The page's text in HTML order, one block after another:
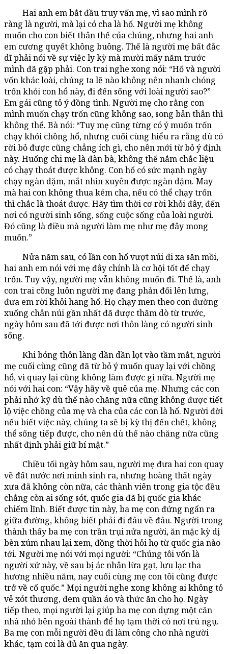
Hai anh em bắt đầu truy vấn mẹ, vì sao mình rõ
ràng là người, mà lại có cha là hổ. Người mẹ không
muốn cho con biết thân thế của chúng, nhưng hai anh
em cương quyết không buông. Thế là người mẹ bất đắc
dĩ phải nói về sự việc ly kỳ mà mười mấy năm trước
mình đã gặp phải. Con trai nghe xong nói: “Hổ và người
vốn khác loài, chúng ta lẽ nào không nên nhanh chóng
trốn khỏi con hổ này, đi đến sống với loài người sao?”
Em gái cũng tỏ ý đồng tình. Người mẹ cho rằng con
mình muốn chạy trốn cũng không sao, song bản thân thì
không thể. Bà nói: “Tuy mẹ cũng từng có ý muốn trốn
chạy khỏi chồng hổ, nhưng cuối cùng hiểu ra rằng dù có
rời bỏ được cũng chẳng ích gì, cho nên mới từ bỏ ý định
này. Huống chi mẹ là đàn bà, không thể nắm chắc liệu
có chạy thoát được không. Con hổ có sức mạnh ngày
chạy ngàn dặm, mắt nhìn xuyên được ngàn dặm. May
mà hai con không thua kém cha, nếu có thể chạy trốn
thì chắc là thoát được. Hãy tìm thời cơ rời khỏi đây, đến
nơi có người sinh sống, sống cuộc sống của loài người.
Đó cũng là điều mà người làm mẹ như mẹ đây mong
muốn.”
Nửa năm sau, có lần con hổ vượt núi đi xa săn mồi,
hai anh em nói với mẹ đây chính là cơ hội tốt để chạy
trốn. Tuy vậy, người mẹ vẫn không muốn đi. Thế là, anh
con trai cõng luôn người mẹ đang phản đối lên lưng,
đưa em rời khỏi hang hổ. Họ chạy men theo con đường
xuống chân núi gần nhất đã được thăm dò từ trước,
ngày hôm sau đã tới được nơi thôn làng có người sinh
sống.
Khi bóng thôn làng dần dần lọt vào tầm mắt, người
mẹ cuối cùng cũng đã từ bỏ ý muốn quay lại với chồng
hổ, vì quay lại cũng không làm được gì nữa. Người mẹ
nói với hai con: “Vậy hãy về quê của mẹ. Nhưng các con
phải nhớ kỹ dù thế nào chăng nữa cũng không được tiết
lộ việc chồng của mẹ và cha của các con là hổ. Người đời
nếu biết việc này, chúng ta sẽ bị kỳ thị đến chết, không
thể sống tiếp được, cho nên dù thế nào chăng nữa cũng
nhất định phải giữ bí mật.”
Chiều tối ngày hôm sau, người mẹ đưa hai con quay
về đất nước nơi mình sinh ra, nhưng hoàng thất ngày
xưa đã không còn nữa, các thành viên trong gia tộc đều
chẳng còn ai sống sót, quốc gia đã bị quốc gia khác
chiếm lĩnh. Biết được tin này, ba mẹ con đứng ngẩn ra
giữa đường, không biết phải đi đâu về đâu. Người trong
thành thấy ba mẹ con trần trụi nửa người, ăn mặc kỳ dị
bèn xúm nhau lại xem, đồng thời hỏi họ từ quốc gia nào
tới. Người mẹ nói với mọi người: “Chúng tôi vốn là
người xứ này, về sau bị ác nhân lừa gạt, lưu lạc tha
hương nhiều năm, nay cuối cùng mẹ con tôi cũng được
trở về cố quốc.” Mọi người nghe xong không ai không tỏ
vẻ xót thương, đem quần áo và thức ăn cho họ. Ngày
tiếp theo, mọi người lại giúp ba mẹ con dựng một căn
nhà nhỏ bên ngoài thành để họ tạm thời có nơi trú ngụ.
Ba mẹ con mỗi người đều đi làm công cho nhà người
khác, tạm coi là đủ ăn qua ngày.